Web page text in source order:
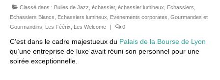
Classé dans : Bulles de Jazz, échassier, échassier lumineux, Echassiers,
Echassiers Blancs, Echassiers lumineux, Evènements corporates, Gourmandes et
Gourmandins, Les Féérix, Les Welcome 0
C’est dans le cadre majestueux du Palais de la Bourse de Lyon
qu’une entreprise de luxe avait réuni son personnel pour une
soirée exceptionnelle.